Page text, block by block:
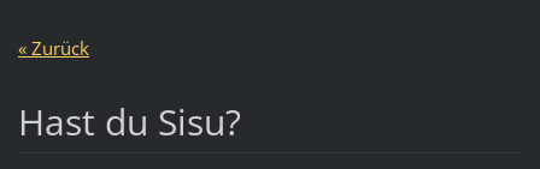
« Zurück
Hast du Sisu?